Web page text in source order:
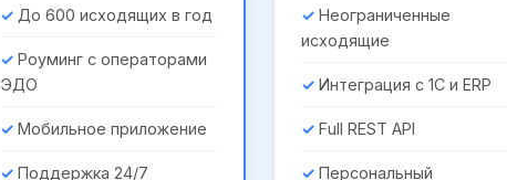
До 600 исходящих в год
Роуминг с операторами
ЭДО
Мобильное приложение
Поддержка 24/7
Неограниченные
исходящие
Интеграция с 1С и ERP
Full REST API
Персональный